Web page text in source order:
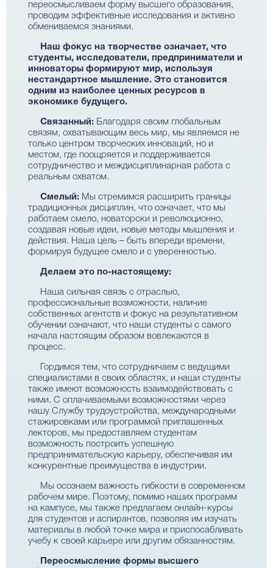
переосмысливаем форму высшего образования,
проводим эффективные исследования и активно
обмениваемся знаниями.
Наш фокус на творчестве означает, что
студенты, исследователи, предприниматели и
инноваторы формируют мир, используя
нестандартное мышление. Это становится
одним из наиболее ценных ресурсов в
экономике будущего.
Связанный: Благодаря своим глобальным
связям, охватывающим весь мир, мы являемся не
только центром творческих инноваций, но и
местом, где поощряется и поддерживается
сотрудничество и междисциплинарная работа с
реальным охватом.
Смелый: Мы стремимся расширить границы
традиционных дисциплин, что означает, что мы
работаем смело, новаторски и революционно,
создавая новые идеи, новые методы мышления и
действия. Наша цель – быть впереди времени,
формируя будущее смело и с уверенностью.
Делаем это по-настоящему:
Наша сильная связь с отраслью,
профессиональные возможности, наличие
собственных агентств и фокус на результативном
обучении означают, что наши студенты с самого
начала настоящим образом вовлекаются в
процесс.
Гордимся тем, что сотрудничаем с ведущими
специалистами в своих областях, и наши студенты
также имеют возможность взаимодействовать с
ними. С оплачиваемыми возможностями через
нашу Службу трудоустройства, международными
стажировками или программой приглашенных
лекторов, мы предоставляем студентам
возможность построить успешную
предпринимательскую карьеру, обеспечивая им
конкурентные преимущества в индустрии.
Мы осознаем важность гибкости в современном
рабочем мире. Поэтому, помимо наших программ
на кампусе, мы также предлагаем онлайн-курсы
для студентов и аспирантов, позволяя им изучать
материалы в любой точке мира и приспосабливать
учебу к своей карьере или другим обязанностям.
Переосмысление формы высшего